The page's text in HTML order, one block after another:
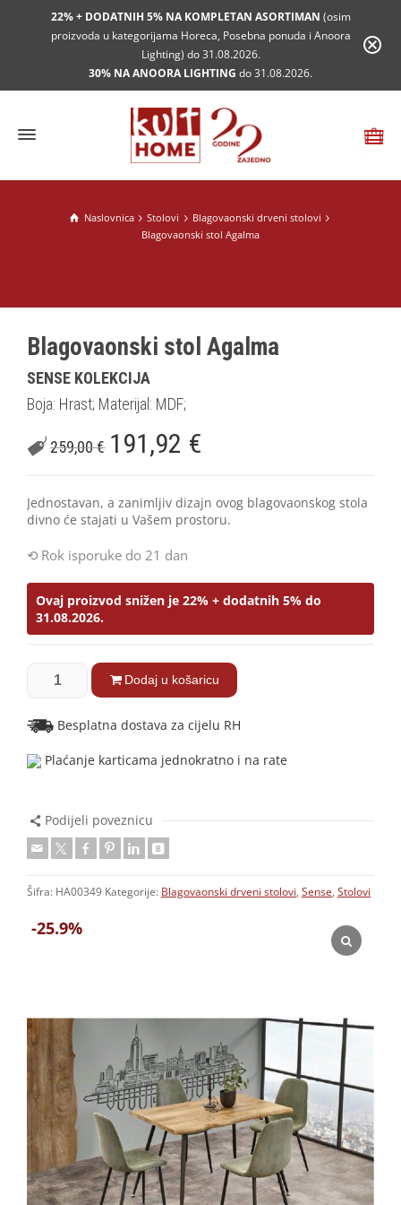
22% + DODATNIH 5% NA KOMPLETAN ASORTIMAN (osim
proizvoda u kategorijama Horeca, Posebna ponuda i Anoora
Lighting) do 31.08.2026.
30% NA ANOORA LIGHTING do 31.08.2026.
Naslovnica Stolovi
Blagovaonski drveni stolovi
Blagovaonski stol Agalma
-25.9%
Blagovaonski stol Agalma
SENSE KOLEKCIJA
Boja: Hrast; Materijal: MDF;
259,00€ 191,92 €
Jednostavan, a zanimljiv dizajn ovog blagovaonskog stola
divno će stajati u Vašem prostoru.
Rok isporuke do 21 dan
Ovaj proizvod snižen je 22% + dodatnih 5% do
31.08.2026.
Dodaj u košaricu
Besplatna dostava za cijelu RH
Plaćanje karticama jednokratno i na rate
Podijeli poveznicu
Šifra: HA00349 Kategorije: Blagovaonski drveni stolovi, Sense, Stolovi